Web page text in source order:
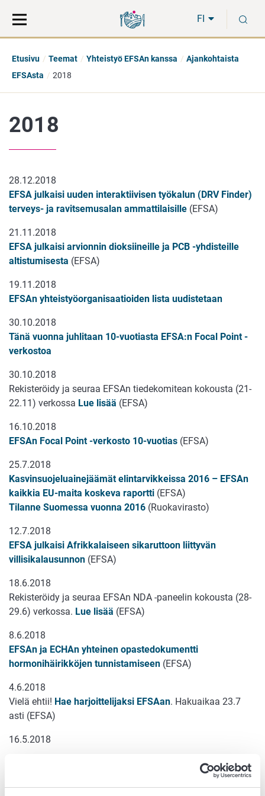
suoraan
sisältöön
koko
sivuston
FI
Etusivu Teemat Yhteistyö EFSAn kanssa
Ajankohtaista
EFSAsta
2018
2018
28.12.2018
EFSA julkaisi uuden interaktiivisen työkalun (DRV Finder)
terveys- ja ravitsemusalan ammattilaisille (EFSA)
21.11.2018
EFSA julkaisi arvionnin dioksiineille ja PCB -yhdisteille
altistumisesta (EFSA)
19.11.2018
EFSAn yhteistyöorganisaatioiden lista uudistetaan
30.10.2018
Tänä vuonna juhlitaan 10-vuotiasta EFSA:n Focal Point -
verkostoa
30.10.2018
Rekisteröidy ja seuraa EFSAn tiedekomitean kokousta (21-
22.11) verkossa Lue lisää (EFSA)
16.10.2018
EFSAn Focal Point -verkosto 10-vuotias (EFSA)
25.7.2018
Kasvinsuojeluainejäämät elintarvikkeissa 2016 – EFSAn
kaikkia EU-maita koskeva raportti (EFSA)
Tilanne Suomessa vuonna 2016 (Ruokavirasto)
12.7.2018
EFSA julkaisi Afrikkalaiseen sikaruttoon liittyvän
villisikalausunnon (EFSA)
18.6.2018
Rekisteröidy ja seuraa EFSAn NDA -paneelin kokousta (28-
29.6) verkossa. Lue lisää (EFSA)
8.6.2018
EFSAn ja ECHAn yhteinen opastedokumentti
hormonihäirikköjen tunnistamiseen (EFSA)
4.6.2018
Vielä ehtii! Hae harjoittelijaksi EFSAan. Hakuaikaa 23.7
asti (EFSA)
16.5.2018
Kaksi suomalaista asiantuntijaa nimitetty EFSAn